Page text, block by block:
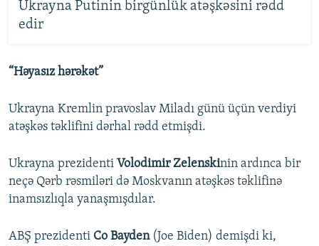
Ukrayna Putinin birgünlük atəşkəsini rədd
edir
“Həyasız hərəkət”
Ukrayna Kremlin pravoslav Miladı günü üçün verdiyi
atəşkəs təklifini dərhal rədd etmişdi.
Ukrayna prezidenti Volodimir Zelenskinin ardınca bir
neçə Qərb rəsmiləri də Moskvanın atəşkəs təklifinə
inamsızlıqla yanaşmışdılar.
ABŞ prezidenti Co Bayden(Joe Biden) demişdi ki,